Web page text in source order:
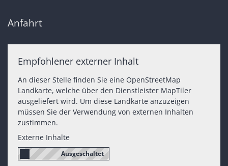
Anfahrt
Empfohlener externer Inhalt
An dieser Stelle finden Sie eine OpenStreetMap
Landkarte, welche über den Dienstleister MapTiler
ausgeliefert wird. Um diese Landkarte anzuzeigen
müssen Sie der Verwendung von externen Inhalten
zustimmen.
Externe Inhalte